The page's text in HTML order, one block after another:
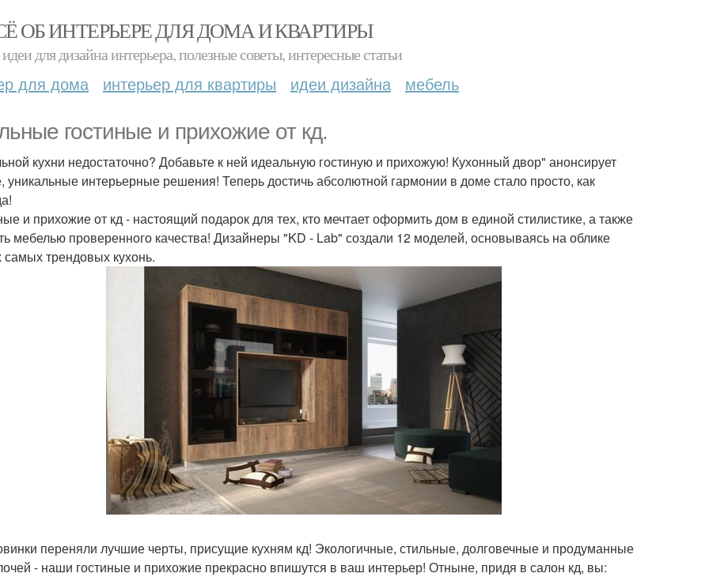
ОБ ИНТЕРЬЕРЕ ДЛЯ ДОМА И КВАРТИРЫ
для дизайна интерьера, полезные советы, интересные статьи
для дома интерьер для квартиры идеи дизайна мебель
гостиные и прихожие от кд.
кухни недостаточно? Добавьте к ней идеальную гостиную и прихожую! Кухонный двор" анонсирует
уникальные интерьерные решения! Теперь достичь абсолютной гармонии в доме стало просто, как
и прихожие от кд - настоящий подарок для тех, кто мечтает оформить дом в единой стилистике, а также
мебелью проверенного качества! Дизайнеры "KD - Lab" создали 12 моделей, основываясь на облике
трендовых кухонь.
переняли лучшие черты, присущие кухням кд! Экологичные, стильные, долговечные и продуманные
- наши гостиные и прихожие прекрасно впишутся в ваш интерьер! Отныне, придя в салон кд, вы: